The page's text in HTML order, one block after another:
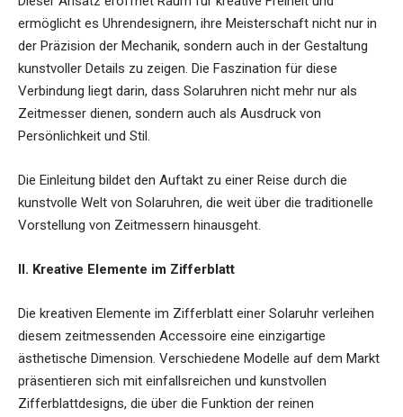
ermöglicht es Uhrendesignern, ihre Meisterschaft nicht nur in
der Präzision der Mechanik, sondern auch in der Gestaltung
kunstvoller Details zu zeigen. Die Faszination für diese
Verbindung liegt darin, dass Solaruhren nicht mehr nur als
Zeitmesser dienen, sondern auch als Ausdruck von
Persönlichkeit und Stil.
Die Einleitung bildet den Auftakt zu einer Reise durch die
kunstvolle Welt von Solaruhren, die weit über die traditionelle
Vorstellung von Zeitmessern hinausgeht.
II. Kreative Elemente im Zifferblatt
Die kreativen Elemente im Zifferblatt einer Solaruhr verleihen
diesem zeitmessenden Accessoire eine einzigartige
ästhetische Dimension. Verschiedene Modelle auf dem Markt
präsentieren sich mit einfallsreichen und kunstvollen
Zifferblattdesigns, die über die Funktion der reinen